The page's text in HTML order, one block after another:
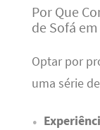
Por Que
de Sofá
Optar por
uma série